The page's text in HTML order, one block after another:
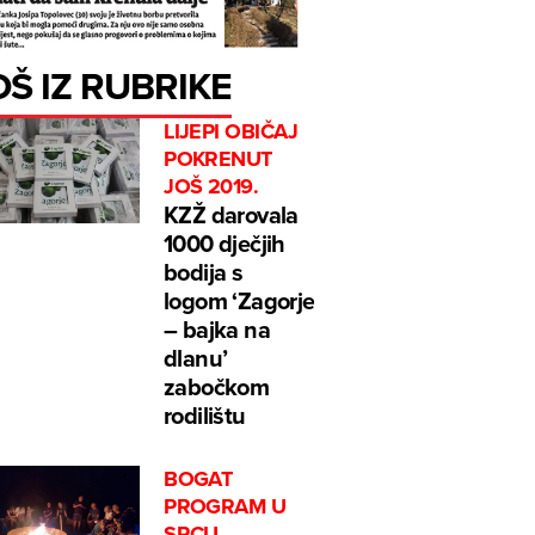
IZ RUBRIKE
LIJEPI OBIČAJ
POKRENUT
JOŠ 2019.
KZŽ darovala
1000 dječjih
bodija s
logom ‘Zagorje
– bajka na
dlanu’
zabočkom
rodilištu
BOGAT
PROGRAM U